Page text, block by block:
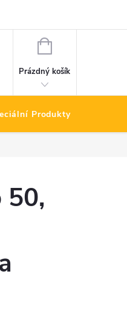
NÁKUPNÍ
Prázdný košík
Produkty
50,